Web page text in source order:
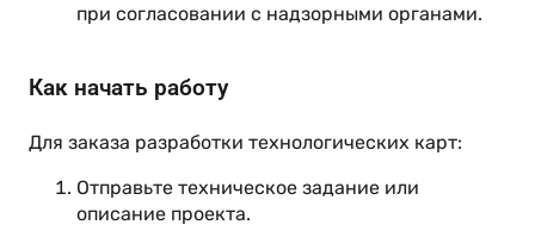
при согласовании с надзорными органами.
Как начать работу
Для заказа разработки технологических карт:
Отправьте техническое задание или
описание проекта.